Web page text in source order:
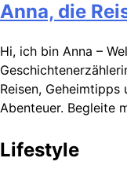
Anna, die
Hi, ich bin Anna –
Reisen,
Abenteuer. Begleite
Lifestyle